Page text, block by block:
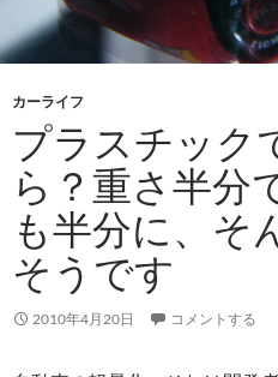
カーライフ
プラスチック
ら？重さ半分
も半分に、そ
そうです
2010年4月20日 コメントする